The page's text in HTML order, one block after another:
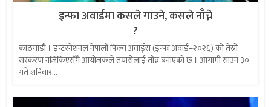
इन्फा अवार्डमा कसले गाउने, कसले नाँच्ने
?
काठमाडौं । इन्टरनेशनल नेपाली फिल्म अवार्ड्स (इन्फा अवार्ड–२०२६) को तेस्रो
संस्करण नजिकिएसँगै आयोजकले तयारीलाई तीव्र बनाएको छ । आगामी साउन ३०
गते शनिवार...